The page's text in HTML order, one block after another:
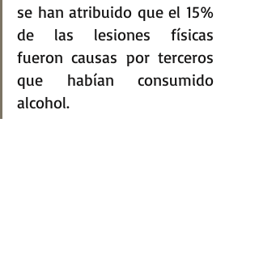
se han atribuido que el 15%
de las lesiones físicas
fueron causas por terceros
que habían consumido
alcohol.